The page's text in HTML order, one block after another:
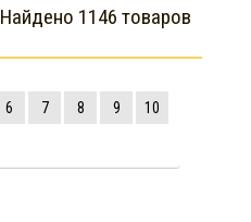
Найдено 1146 товаров
6 7 8 9
10